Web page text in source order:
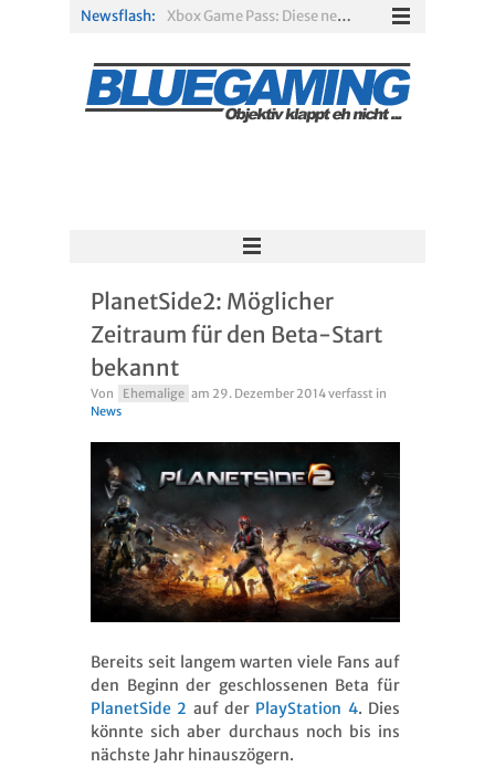
Newsflash:
Xbox Game Pass: Diese neuen Spiele erscheinen im August 2026
Gamescom 2026: Sony fehlt zum siebten Mal in Folge
PS5-Disc vor dem Aus: Warum der Fan-Protest gegen Sony ins Leere läuft
Solarpunk im Test: Entspannter Aufbau über den Wolken
PlanetSide2: Möglicher
Zeitraum für den Beta-Start
bekannt
Von Ehemalige am 29. Dezember 2014verfasst in
News
Bereits seit langem warten viele Fans auf
den Beginn der geschlossenen Beta für
PlanetSide 2 auf der PlayStation 4. Dies
könnte sich aber durchaus noch bis ins
nächste Jahr hinauszögern.